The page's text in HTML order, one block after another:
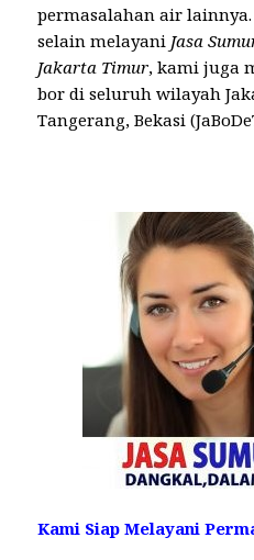
permasalahan air
selain melayani Jasa
Jakarta Timur, kami juga
bor di seluruh wilayah
Tangerang, Bekasi
Kami Siap Melayani